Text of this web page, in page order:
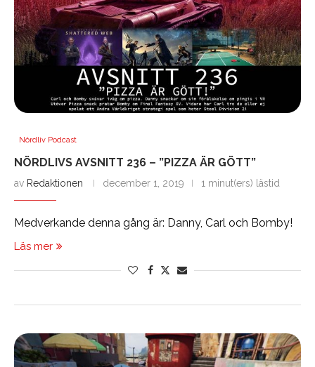
Nördliv Podcast
NÖRDLIVS AVSNITT 236 – ”PIZZA ÄR GÖTT”
av Redaktionen december 1, 2019 1 minut(ers) lästid
Medverkande denna gång är: Danny, Carl och Bomby!
Läs mer